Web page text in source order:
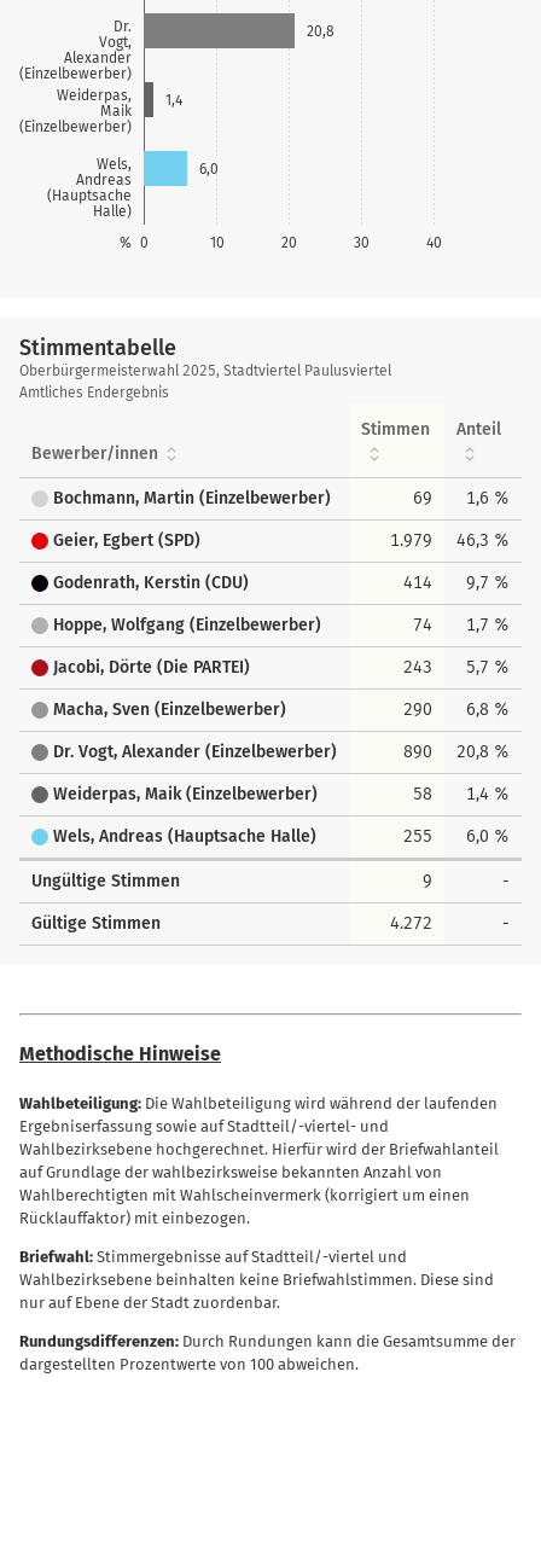
Dr.
Vogt,
Alexander
(Einzelbewerber)
Weiderpas,
Maik
(Einzelbewerber)
Wels,
Andreas
(Hauptsache
Halle)
0
10 20 30 40
%
20,8
1,4
6,0
Stimmentabelle
Stimmentabelle
Oberbürgermeisterwahl 2025, Stadtviertel Paulusviertel
Amtliches Endergebnis
Bewerber/innen
Stimmen Anteil
Bochmann, Martin (Einzelbewerber) 69 1,6 %
Geier, Egbert (SPD) 1.979 46,3 %
Godenrath, Kerstin (CDU) 414 9,7 %
Hoppe, Wolfgang (Einzelbewerber) 74 1,7 %
Jacobi, Dörte (Die PARTEI) 243 5,7 %
Macha, Sven (Einzelbewerber) 290 6,8 %
Dr. Vogt, Alexander (Einzelbewerber) 890 20,8 %
Weiderpas, Maik (Einzelbewerber) 58 1,4 %
Wels, Andreas (Hauptsache Halle) 255 6,0 %
Ungültige Stimmen 9 -
Gültige Stimmen 4.272 -
Methodische Hinweise
Wahlbeteiligung: Die Wahlbeteiligung wird während der laufenden
Ergebniserfassung sowie auf Stadtteil/-viertel- und
Wahlbezirksebene hochgerechnet. Hierfür wird der Briefwahlanteil
auf Grundlage der wahlbezirksweise bekannten Anzahl von
Wahlberechtigten mit Wahlscheinvermerk (korrigiert um einen
Rücklauffaktor) mit einbezogen.
Briefwahl: Stimmergebnisse auf Stadtteil/-viertel und
Wahlbezirksebene beinhalten keine Briefwahlstimmen. Diese sind
nur auf Ebene der Stadt zuordenbar.
Rundungsdifferenzen: Durch Rundungen kann die Gesamtsumme der
dargestellten Prozentwerte von 100 abweichen.